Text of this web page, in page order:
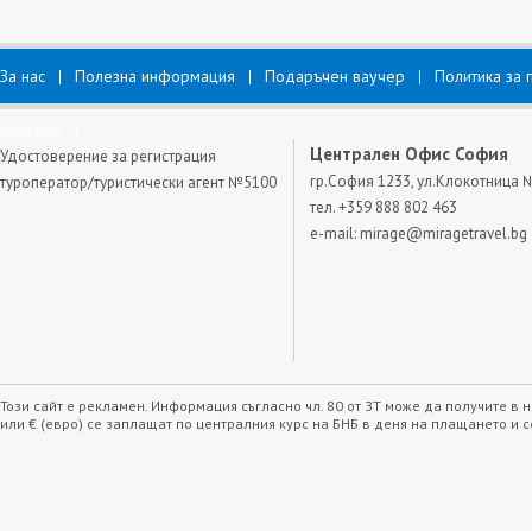
За нас Полезна информация Подаръчен ваучер Политика за
Удостоверение за регистрация
туроператор/туристически агент №5100
Централен Офис София
гр.София 1233, ул.Клокотница
тел. +359 888 802 463
e-mail: mirage@miragetravel.bg
Този сайт е рекламен. Информация съгласно чл. 80 от ЗТ може да получите
или € (евро) се заплащат по централния курс на БНБ в деня на плащането и